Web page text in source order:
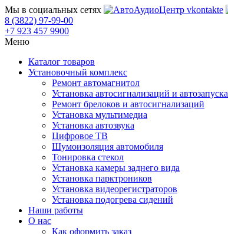
Мы в социальных сетях
8 (3822) 97-99-00
+7 923 457 9900
Меню
Каталог товаров
Установочный комплекс
Ремонт автомагнитол
Установка автосигнализаций и автозапуска
Ремонт брелоков и автосигнализаций
Установка мультимедиа
Установка автозвука
Цифровое ТВ
Шумоизоляция автомобиля
Тонировка стекол
Установка камеры заднего вида
Установка парктроников
Установка видеорегистраторов
Установка подогрева сидений
Наши работы
О нас
Как оформить заказ